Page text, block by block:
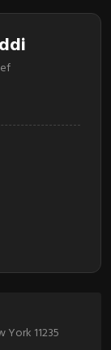
York 11235